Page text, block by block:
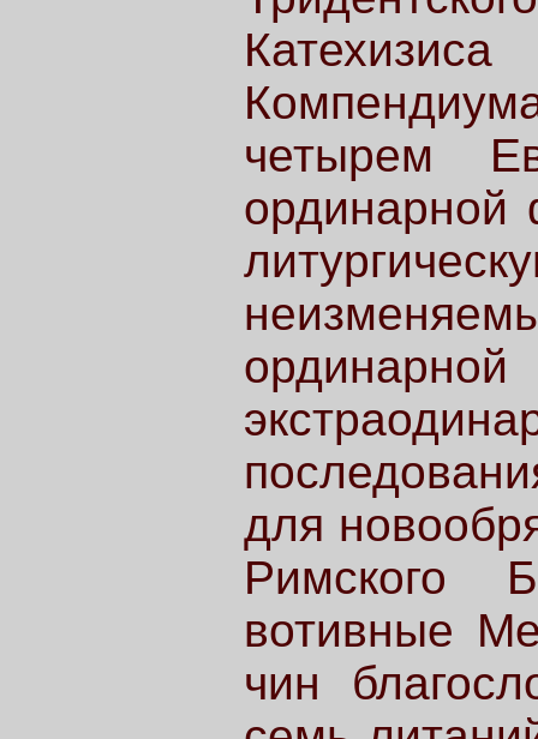
четырем
для
Римского
вотивные
чин